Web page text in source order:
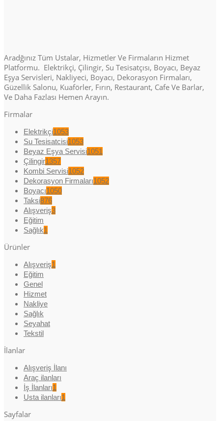
Aradğınız Tüm Ustalar, Hizmetler Ve Firmaların Hizmet
Platformu. Elektrikçi, Çilingir, Su Tesisatçısı, Boyacı, Beyaz
Eşya Servisleri, Nakliyeci, Boyacı, Dekorasyon Firmaları,
Güzellik Salonu, Kuaförler, Fırın, Restaurant, Cafe Ve Barlar,
Ve Daha Fazlası Hemen Arayın.
Firmalar
Elektrikçi1053
Su Tesisatcisi1053
Beyaz Eşya Servisi1051
Çilingir1357
Kombi Servisi1052
Dekorasyon Firmaları1052
Boyacı1050
Taksi876
Alışveriş3
Eğitim
Sağlık1
Ürünler
Alışveriş1
Eğitim
Genel
Hizmet
Nakliye
Sağlık
Seyahat
Tekstil
İlanlar
Alışveriş İlanı
Araç ilanları
İş İlanları1
Usta ilanları1
Sayfalar